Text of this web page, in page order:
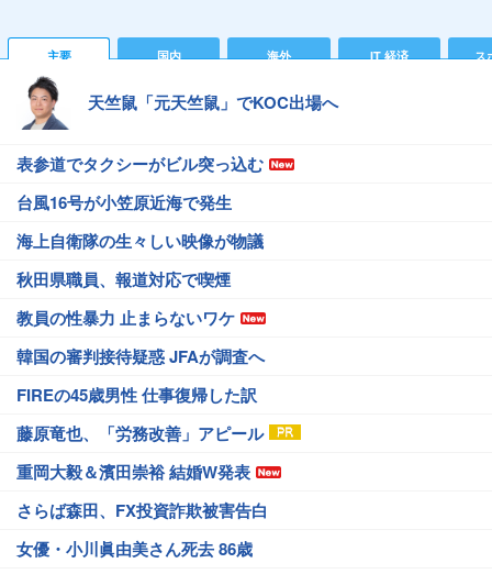
主要 国内 海外 IT 経済 ス
天竺鼠「元天竺鼠」でKOC出場へ
表参道でタクシーがビル突っ込む
台風16号が小笠原近海で発生
海上自衛隊の生々しい映像が物議
秋田県職員、報道対応で喫煙
教員の性暴力 止まらないワケ
韓国の審判接待疑惑 JFAが調査へ
FIREの45歳男性 仕事復帰した訳
藤原竜也、「労務改善」アピール
重岡大毅＆濱田崇裕 結婚W発表
さらば森田、FX投資詐欺被害告白
女優・小川眞由美さん死去 86歳